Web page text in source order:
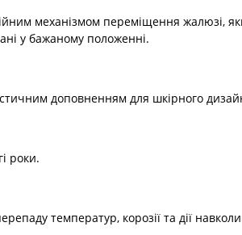
механізмом переміщення жалюзі,
у бажаному положенні.
доповненням для шкірного
роки.
температур, корозії та дії